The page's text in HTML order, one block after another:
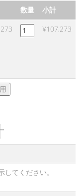
数量
小計
8000
を
ヘ
す
る
¥107,273
てください。